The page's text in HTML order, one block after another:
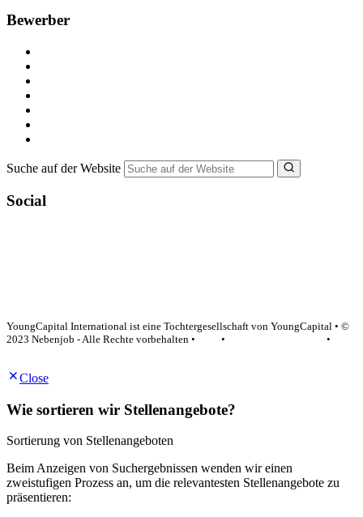
Bewerber
Suche auf der Website
Social
YoungCapital International ist eine Tochtergesellschaft von YoungCapital • ©
2023 Nebenjob - Alle Rechte vorbehalten •
•
•
Close
Wie sortieren wir Stellenangebote?
Sortierung von Stellenangeboten
Beim Anzeigen von Suchergebnissen wenden wir einen
zweistufigen Prozess an, um die relevantesten Stellenangebote zu
präsentieren: